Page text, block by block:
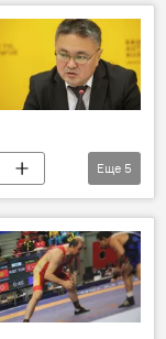
ГТС
Еще 5